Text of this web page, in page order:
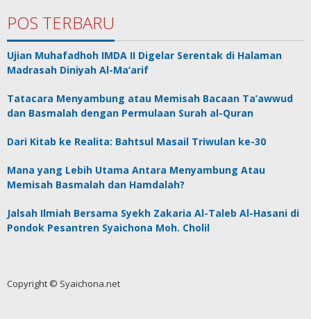
POS TERBARU
Ujian Muhafadhoh IMDA II Digelar Serentak di Halaman
Madrasah Diniyah Al-Ma’arif
Tatacara Menyambung atau Memisah Bacaan Ta’awwud
dan Basmalah dengan Permulaan Surah al-Quran
Dari Kitab ke Realita: Bahtsul Masail Triwulan ke-30
Mana yang Lebih Utama Antara Menyambung Atau
Memisah Basmalah dan Hamdalah?
Jalsah Ilmiah Bersama Syekh Zakaria Al-Taleb Al-Hasani di
Pondok Pesantren Syaichona Moh. Cholil
Copyright © Syaichona.net